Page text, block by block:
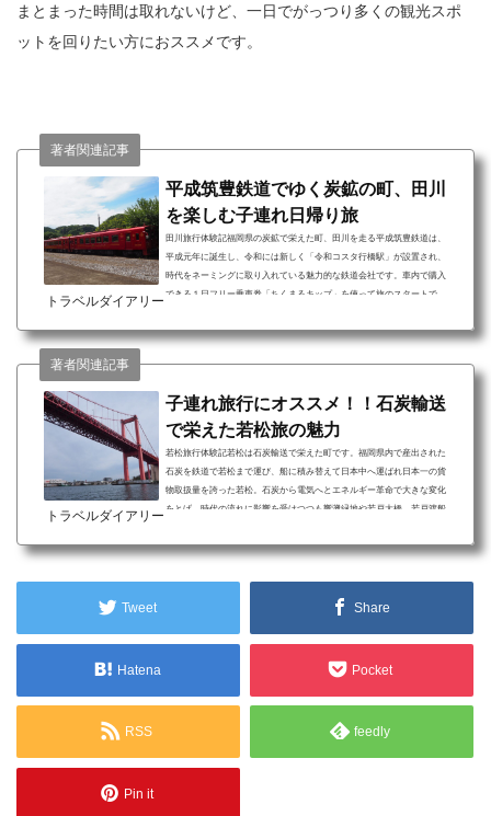
まとまった時間は取れないけど、一日でがっつり多くの観光スポ
ットを回りたい方におススメです。
平成筑豊鉄道でゆく炭鉱の町、田川
を楽しむ子連れ日帰り旅
田川旅行体験記福岡県の炭鉱で栄えた町、田川を走る平成筑豊鉄道は、
平成元年に誕生し、令和には新しく「令和コスタ行橋駅」が設置され、
時代をネーミングに取り入れている魅力的な鉄道会社です。車内で購入
できる１日フリー乗車券「ちくまるキップ」を使って旅のスタートで
事と鉄道旅を楽しめる １日フリー乗車券「ちくまるキップ」は温泉チケ
トラベルダイアリー
著者関連記事
子連れ旅行にオススメ！！石炭輸送
で栄えた若松旅の魅力
若松旅行体験記若松は石炭輸送で栄えた町です。福岡県内で産出された
石炭を鉄道で若松まで運び、船に積み替えて日本中へ運ばれ日本一の貨
物取扱量を誇った若松。石炭から電気へとエネルギー革命で大きな変化
をとげ、時代の流れに影響を受けつつも響灘緑地や若戸大橋、若戸渡船
について 響灘緑地で親子で身体を動かす 若戸大橋は無料で車で渡れる
緑化フェアの会場跡地に開園した響灘緑地。大...
トラベルダイアリー
著者関連記事
Tweet Share
Hatena Pocket
RSS feedly
Pin it